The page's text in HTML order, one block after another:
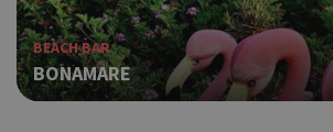
BEACH BAR
BONAMARE